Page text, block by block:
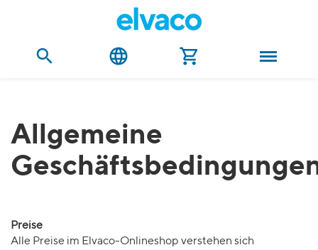
Allgemeine
Preise
Alle Preise im Elvaco-Onlineshop verstehen sich